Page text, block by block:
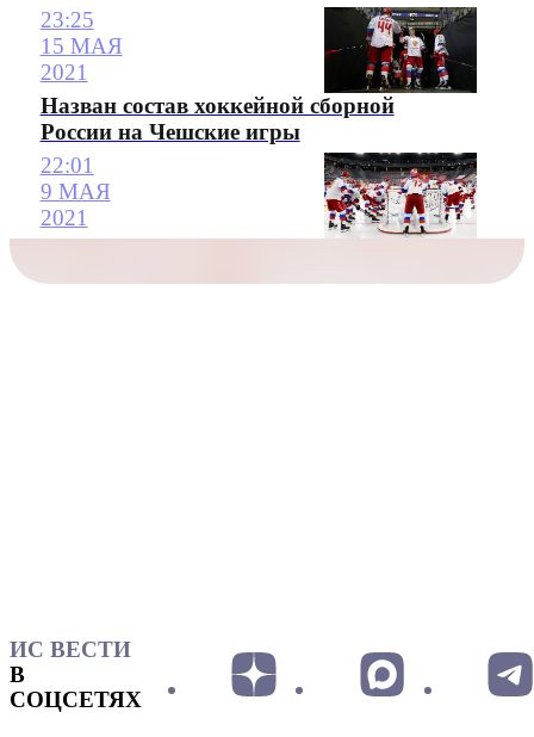
23:25
15 МАЯ
2021
Назван состав хоккейной сборной
России на Чешские игры
22:01
9 МАЯ
2021
ИС ВЕСТИ
В
СОЦСЕТЯХ